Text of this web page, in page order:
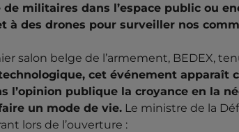
militaires dans l’espace public ou
à des drones pour surveiller nos
salon belge de l’armement, BEDEX,
cet événement apparaît
l’opinion publique la croyance en la
un mode de vie. Le ministre de la
lors de l’ouverture :